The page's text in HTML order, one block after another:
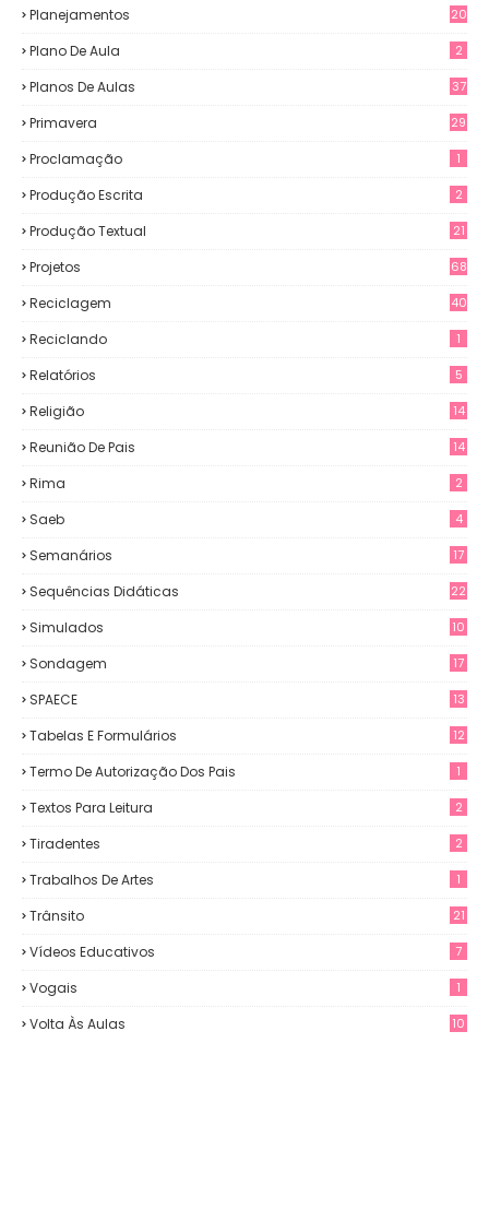
Planejamentos 20
Plano De Aula 2
Planos De Aulas 37
Primavera 29
Proclamação 1
Produção Escrita 2
Produção Textual 21
Projetos 68
Reciclagem 40
Reciclando 1
Relatórios 5
Religião 14
Reunião De Pais 14
Rima 2
Saeb 4
Semanários 17
Sequências Didáticas 22
Simulados 10
Sondagem 17
SPAECE 13
Tabelas E Formulários 12
Termo De Autorização Dos Pais 1
Textos Para Leitura 2
Tiradentes 2
Trabalhos De Artes 1
Trânsito 21
Vídeos Educativos 7
Vogais 1
Volta Às Aulas
10